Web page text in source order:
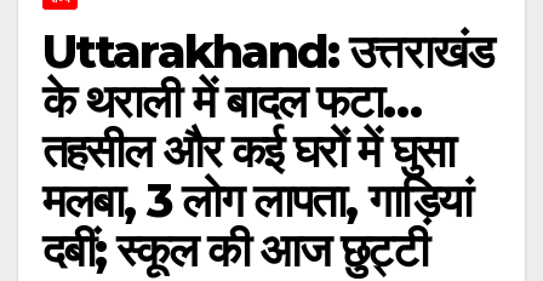
Uttarakhand: उत्तराखंड
के थराली में बादल फटा…
तहसील और कई घरों में घुसा
मलबा, 3 लोग लापता, गाड़ियां
दबीं; स्कूल की आज छुट्टी